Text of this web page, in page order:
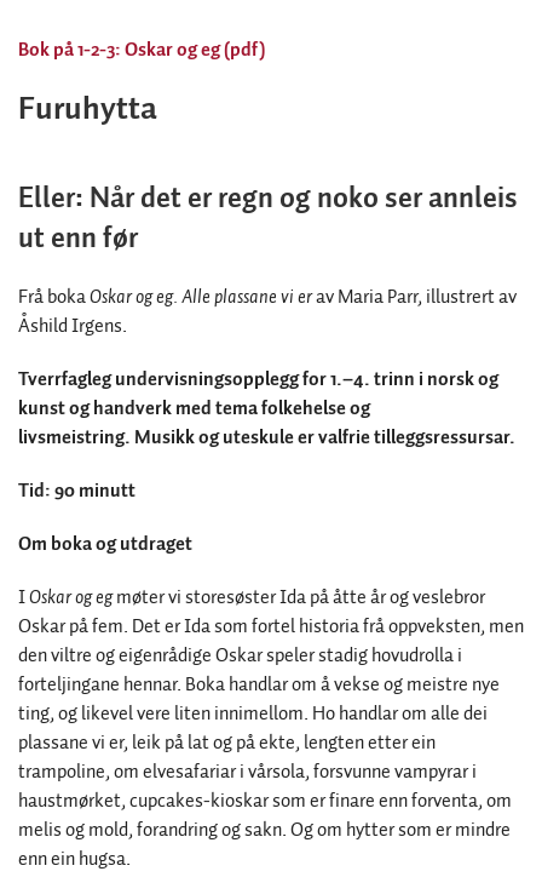
Bok på 1-2-3: Oskar og eg (pdf)
Furuhytta
Eller: Når det er regn og noko ser annleis
ut enn før
Frå bokaOskar og eg. Alle plassane vi erav Maria Parr, illustrert av
Åshild Irgens.
Tverrfagleg undervisningsopplegg for 1.–4. trinn i norsk og
kunst og handverk med tema folkehelse og
livsmeistring. Musikk og uteskule er valfrie tilleggsressursar.
Tid: 90 minutt
Om boka og utdraget
IOskar og egmøter vi storesøster Ida på åtte år og veslebror
Oskar på fem. Det er Ida som fortel historia frå oppveksten, men
den viltre og eigenrådige Oskar speler stadig hovudrolla i
forteljingane hennar. Boka handlar om å vekse og meistre nye
ting, og likevel vere liten innimellom. Ho handlar om alle dei
plassane vi er, leik på lat og på ekte, lengten etter ein
trampoline, om elvesafariar i vårsola, forsvunne vampyrar i
haustmørket, cupcakes-kioskar som er finare enn forventa, om
melis og mold, forandring og sakn. Og om hytter som er mindre
enn ein hugsa.